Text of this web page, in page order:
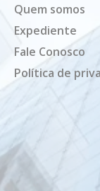
Quem somos
Expediente
Fale Conosco
Política de